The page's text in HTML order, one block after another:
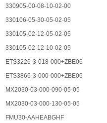
330905-00-08-10-02-00
330106-05-30-05-02-05
330105-02-12-05-02-05
330105-02-12-10-02-05
ETS3226-3-018-000+ZBE06
ETS3866-3-000-000+ZBE06
MX2030-03-000-090-05-05
MX2030-03-000-130-05-05
FMU30-AAHEABGHF